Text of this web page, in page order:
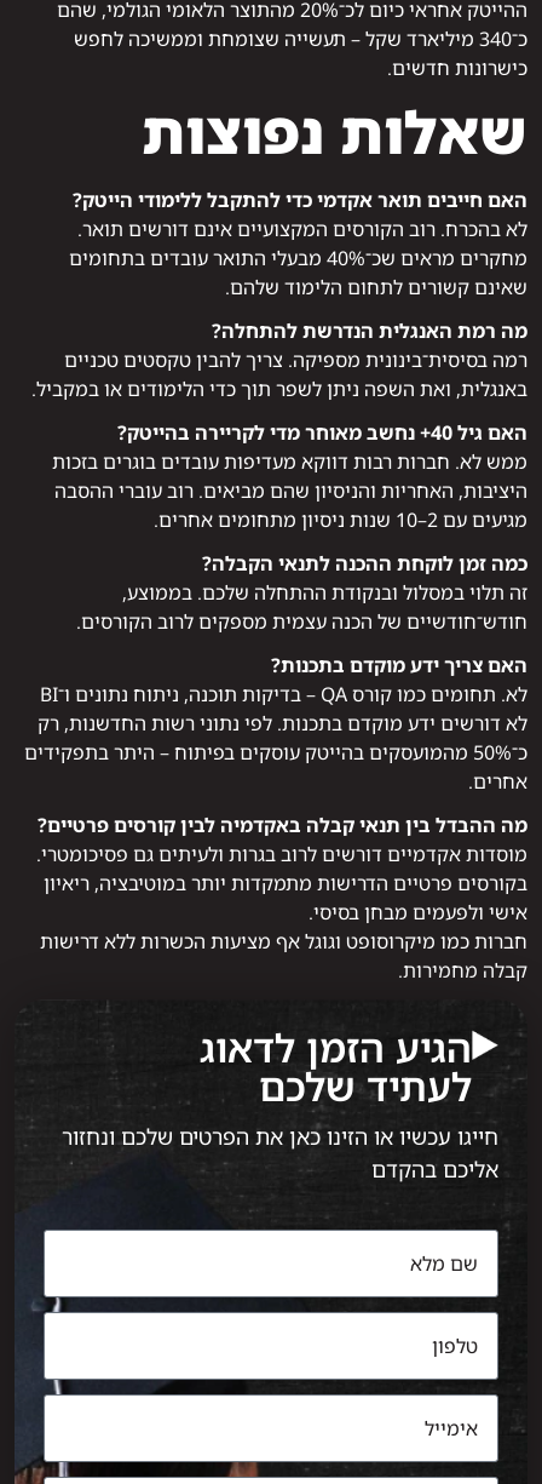
ההייטק אחראי כיום לכ־20% מהתוצר הלאומי הגולמי, שהם
כ־340 מיליארד שקל – תעשייה שצומחת וממשיכה לחפש
כישרונות חדשים.
שאלות נפוצות
האם חייבים תואר אקדמי כדי להתקבל ללימודי הייטק?
לא בהכרח. רוב הקורסים המקצועיים אינם דורשים תואר.
מחקרים מראים שכ־40% מבעלי התואר עובדים בתחומים
שאינם קשורים לתחום הלימוד שלהם.
מה רמת האנגלית הנדרשת להתחלה?
רמה בסיסית־בינונית מספיקה. צריך להבין טקסטים טכניים
באנגלית, ואת השפה ניתן לשפר תוך כדי הלימודים או במקביל.
האם גיל 40+ נחשב מאוחר מדי לקריירה בהייטק?
ממש לא. חברות רבות דווקא מעדיפות עובדים בוגרים בזכות
היציבות, האחריות והניסיון שהם מביאים. רוב עוברי ההסבה
מגיעים עם 2–10 שנות ניסיון מתחומים אחרים.
כמה זמן לוקחת ההכנה לתנאי הקבלה?
זה תלוי במסלול ובנקודת ההתחלה שלכם. בממוצע,
חודש־חודשיים של הכנה עצמית מספקים לרוב הקורסים.
האם צריך ידע מוקדם בתכנות?
לא. תחומים כמו קורס QA – בדיקות תוכנה, ניתוח נתונים ו־BI
לא דורשים ידע מוקדם בתכנות. לפי נתוני רשות החדשנות, רק
כ־50% מהמועסקים בהייטק עוסקים בפיתוח – היתר בתפקידים
אחרים.
מה ההבדל בין תנאי קבלה באקדמיה לבין קורסים פרטיים?
מוסדות אקדמיים דורשים לרוב בגרות ולעיתים גם פסיכומטרי.
בקורסים פרטיים הדרישות מתמקדות יותר במוטיבציה, ריאיון
אישי ולפעמים מבחן בסיסי.
חברות כמו מיקרוסופט וגוגל אף מציעות הכשרות ללא דרישות
קבלה מחמירות.
הגיע הזמן לדאוג
לעתיד שלכם
חייגו עכשיו או הזינו כאן את הפרטים שלכם ונחזור
אליכם בהקדם